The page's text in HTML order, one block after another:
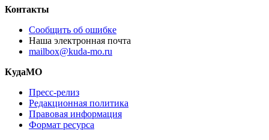
Контакты
Сообщить об ошибке
Наша электронная почта
mailbox@kuda-mo.ru
КудаМО
Пресс-релиз
Редакционная политика
Правовая информация
Формат ресурса